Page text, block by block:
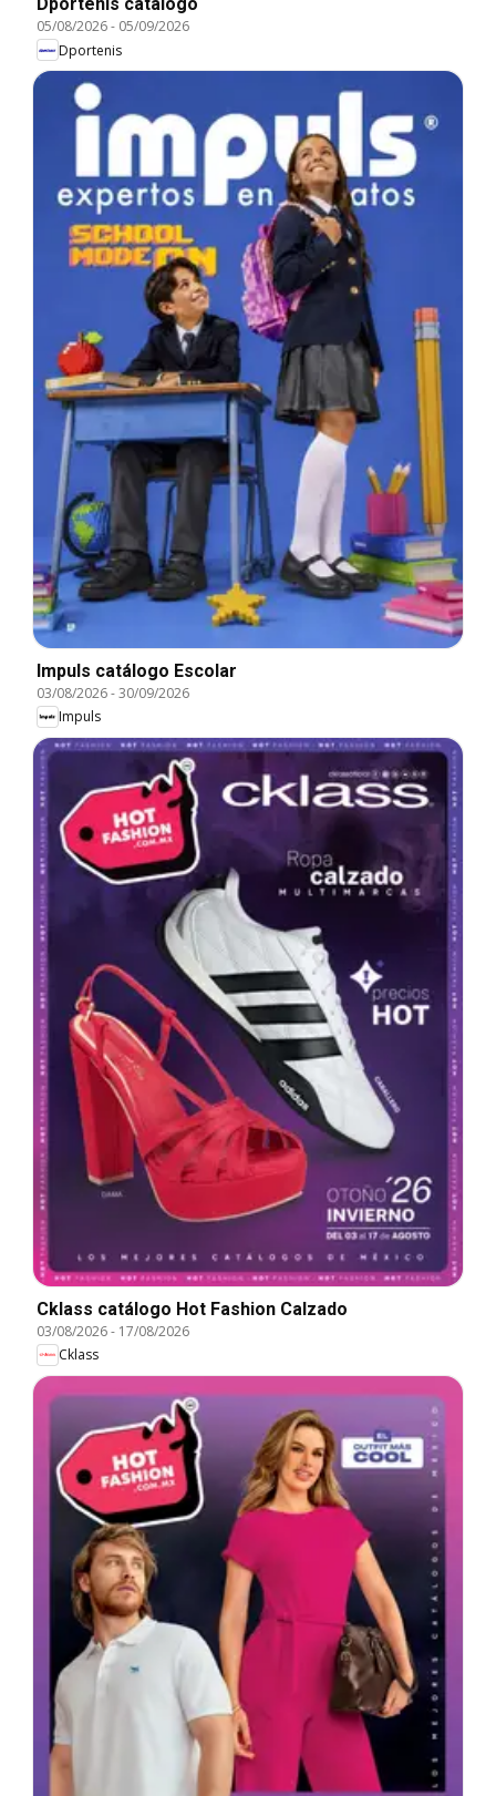
Dportenis catálogo
05/08/2026- 05/09/2026
Dportenis
Impuls catálogo Escolar
03/08/2026-30/09/2026
Impuls
Cklass catálogo Hot Fashion Calzado
03/08/2026- 17/08/2026
Cklass